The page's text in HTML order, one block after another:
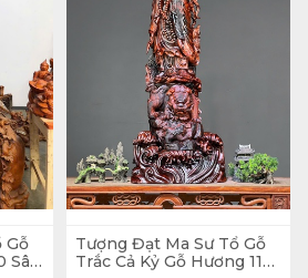
Gỗ
Sâu
Tượng Đạt Ma Sư Tổ Gỗ
Trắc Cả Kỷ Gỗ Hương 116